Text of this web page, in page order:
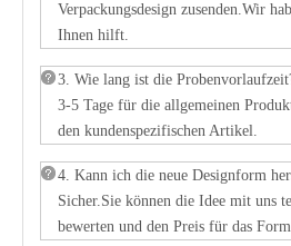
Verpackungsdesign zusenden.Wir
Ihnen hilft.
3. Wie lang ist die
3-5 Tage für die allgemeinen
den kundenspezifischen Artikel.
4. Kann ich die neue Designform
Sicher.Sie können die Idee mit uns
bewerten und den Preis für das